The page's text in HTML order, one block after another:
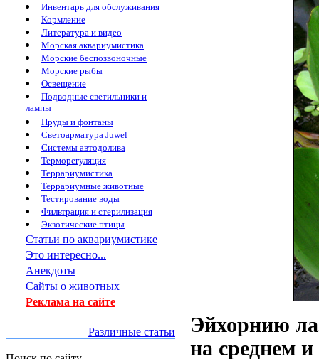
Инвентарь для обслуживания
Кормление
Литература и видео
Морская аквариумистика
Морские беспозвоночные
Морские рыбы
Освещение
Подводные светильники и
лампы
Пруды и фонтаны
Светоарматура Juwel
Системы автодолива
Терморегуляция
Террариумистика
Террариумные животные
Тестирование воды
Фильтрация и стерилизация
Экзотические птицы
Статьи по аквариумистике
Это интересно...
Анекдоты
Сайты о животных
Реклама на сайте
Различные статьи
Эйхорнию
на среднем